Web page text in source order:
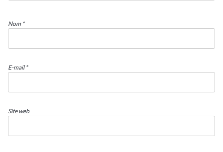
Nom *
E-mail*
Site web